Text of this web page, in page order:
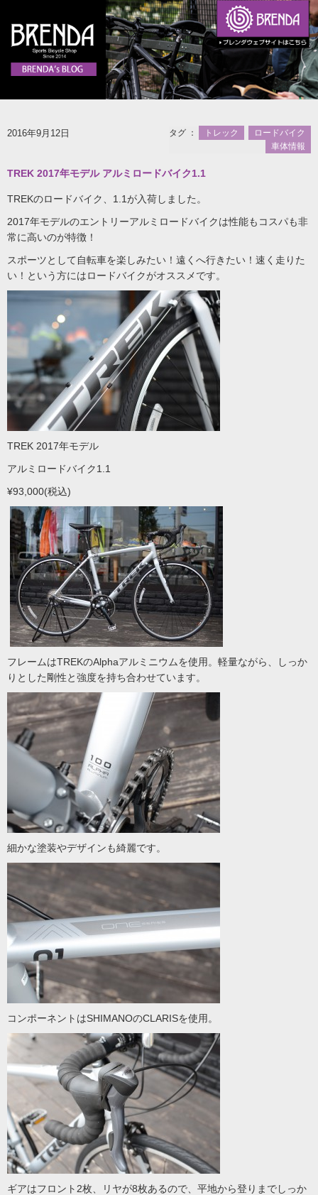
2016年9月12日 タグ ： トレック
ロードバイク
車体情報
TREK 2017年モデル アルミロードバイク1.1
TREKのロードバイク、1.1が入荷しました。
2017年モデルのエントリーアルミロードバイクは性能もコスパも非
常に高いのが特徴！
スポーツとして自転車を楽しみたい！遠くへ行きたい！速く走りた
い！という方にはロードバイクがオススメです。
TREK 2017年モデル
アルミロードバイク1.1
¥93,000(税込)
フレームはTREKのAlphaアルミニウムを使用。軽量ながら、しっか
りとした剛性と強度を持ち合わせています。
細かな塗装やデザインも綺麗です。
コンポーネントはSHIMANOのCLARISを使用。
ギアはフロント2枚、リヤが8枚あるので、平地から登りまでしっか